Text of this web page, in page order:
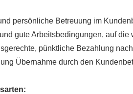
persönliche Betreuung im
gute Arbeitsbedingungen, auf
pünktliche Bezahlung
Übernahme durch den